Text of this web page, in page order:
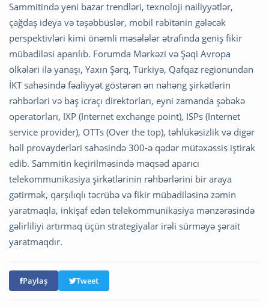
Sammitində yeni bazar trendləri, texnoloji nailiyyətlər,
çağdaş ideya və təşəbbüslər, mobil rabitənin gələcək
perspektivləri kimi önəmli məsələlər ətrafında geniş fikir
mübadiləsi aparılıb. Forumda Mərkəzi və Şəqi Avropa
ölkələri ilə yanaşı, Yaxın Şərq, Türkiyə, Qafqaz regionundan
İKT sahəsində fəaliyyət göstərən ən nəhəng şirkətlərin
rəhbərləri və baş icraçı direktorları, eyni zamanda şəbəkə
operatorları, IXP (Internet exchange point), ISPs (Internet
service provider), OTTs (Over the top), təhlükəsizlik və digər
həll provayderləri sahəsində 300-ə qədər mütəxəssis iştirak
edib. Sammitin keçirilməsində məqsəd aparıcı
telekommunikasiya şirkətlərinin rəhbərlərini bir araya
gətirmək, qarşılıqlı təcrübə və fikir mübadiləsinə zəmin
yaratmaqla, inkişaf edən telekommunikasiya mənzərəsində
gəlirliliyi artırmaq üçün strategiyalar irəli sürməyə şərait
yaratmaqdır.
Paylaş Tweet